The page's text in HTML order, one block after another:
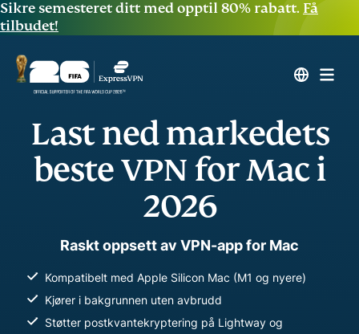
Sikre semesteret ditt med opptil 80% rabatt. Få
tilbudet!
Last ned markedets
beste VPN for Mac i
2026
Raskt oppsett av VPN-app for Mac
Kompatibelt med Apple Silicon Mac (M1 og nyere)
Kjører i bakgrunnen uten avbrudd
Støtter postkvantekryptering på Lightway og